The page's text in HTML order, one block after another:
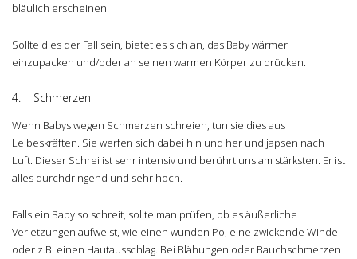
bläulich erscheinen.
Sollte dies der Fall sein, bietet es sich an, das Baby wärmer
einzupacken und/oder an seinen warmen Körper zu drücken.
4. Schmerzen
Wenn Babys wegen Schmerzen schreien, tun sie dies aus
Leibeskräften. Sie werfen sich dabei hin und her und japsen nach
Luft. Dieser Schrei ist sehr intensiv und berührt uns am stärksten. Er ist
alles durchdringend und sehr hoch.
Falls ein Baby so schreit, sollte man prüfen, ob es äußerliche
Verletzungen aufweist, wie einen wunden Po, eine zwickende Windel
oder z.B. einen Hautausschlag. Bei Blähungen oder Bauchschmerzen